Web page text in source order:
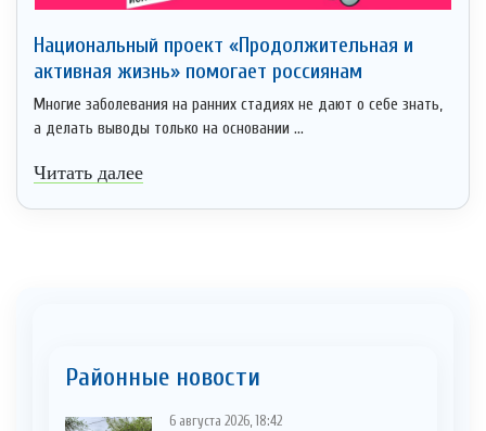
Национальный проект «Продолжительная и
активная жизнь» помогает россиянам
Многие заболевания на ранних стадиях не дают о себе знать,
а делать выводы только на основании ...
Читать далее
Районные новости
6 августа 2026, 18:42